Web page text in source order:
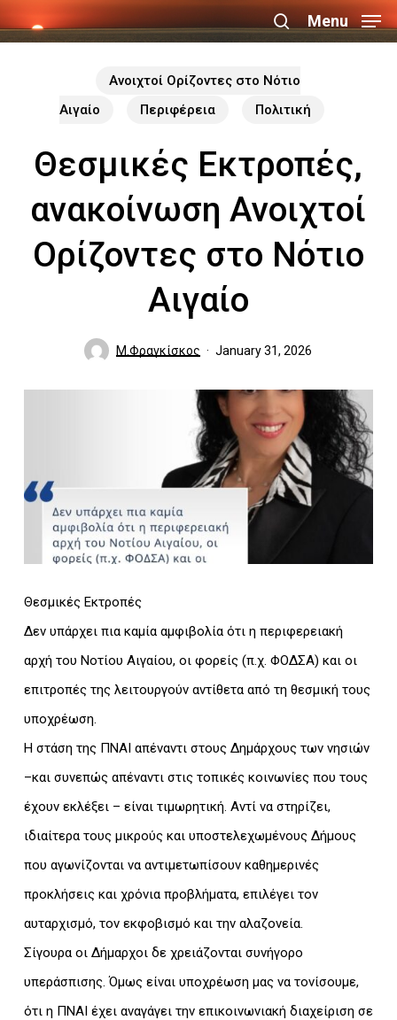
to
search
Menu
Ανοιχτοί Ορίζοντες στο Νότιο
Αιγαίο
Περιφέρεια Πολιτική
Θεσμικές Εκτροπές,
ανακοίνωση Ανοιχτοί
Ορίζοντες στο Νότιο
Αιγαίο
Μ.Φραγκίσκος January 31, 2026
Θεσμικές Εκτροπές
Δεν υπάρχει πια καμία αμφιβολία ότι η περιφερειακή
αρχή του Νοτίου Αιγαίου, οι φορείς (π.χ. ΦΟΔΣΑ) και οι
επιτροπές της λειτουργούν αντίθετα από τη θεσμική τους
υποχρέωση.
Η στάση της ΠNAI απέναντι στους Δημάρχους των νησιών
–και συνεπώς απέναντι στις τοπικές κοινωνίες που τους
έχουν εκλέξει – είναι τιμωρητική. Αντί να στηρίζει,
ιδιαίτερα τους μικρούς και υποστελεχωμένους Δήμους
που αγωνίζονται να αντιμετωπίσουν καθημερινές
προκλήσεις και χρόνια προβλήματα, επιλέγει τον
αυταρχισμό, τον εκφοβισμό και την αλαζονεία.
Σίγουρα οι Δήμαρχοι δε χρειάζονται συνήγορο
υπεράσπισης. Όμως είναι υποχρέωση μας να τονίσουμε,
ότι η ΠΝΑΙ έχει αναγάγει την επικοινωνιακή διαχείριση σε